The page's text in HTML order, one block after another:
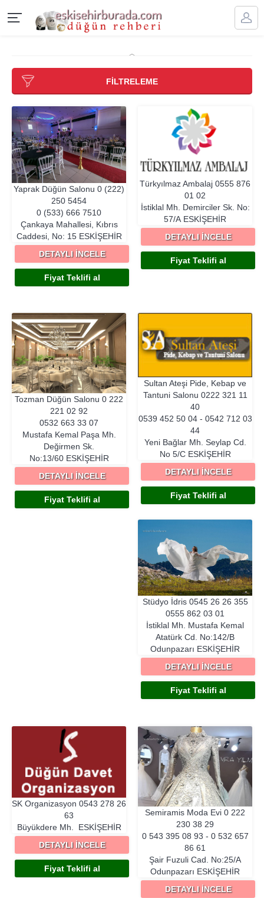
FİLTRELEME
Yaprak Düğün Salonu 0 (222)
250 5454
0 (533) 666 7510
Çankaya Mahallesi, Kıbrıs
Caddesi, No: 15 ESKIŞEHIR
DETAYLI İNCELE
Fiyat Teklifi al
Türkyılmaz Ambalaj 0555 876
01 02
İstiklal Mh. Demirciler Sk. No:
57/A ESKIŞEHIR
DETAYLI İNCELE
Fiyat Teklifi al
Tozman Düğün Salonu 0 222
221 02 92
0532 663 33 07
Mustafa Kemal Paşa Mh.
Değirmen Sk.
No:13/60 ESKIŞEHIR
DETAYLI İNCELE
Fiyat Teklifi al
Sultan Ateşi Pide, Kebap ve
Tantuni Salonu 0222 321 11
40
0539 452 50 04 - 0542 712 03
44
Yeni Bağlar Mh. Seylap Cd.
No 5/C ESKIŞEHIR
DETAYLI İNCELE
Fiyat Teklifi al
Stüdyo İdris 0545 26 26 355
0555 862 03 01
İstiklal Mh. Mustafa Kemal
Atatürk Cd. No:142/B
Odunpazarı ESKIŞEHIR
DETAYLI İNCELE
Fiyat Teklifi al
SK Organizasyon 0543 278 26
63
Büyükdere Mh. ESKIŞEHIR
DETAYLI İNCELE
Fiyat Teklifi al
Semiramis Moda Evi 0 222
230 38 29
0 543 395 08 93 - 0 532 657
86 61
Şair Fuzuli Cad. No:25/A
Odunpazarı ESKIŞEHIR
DETAYLI İNCELE